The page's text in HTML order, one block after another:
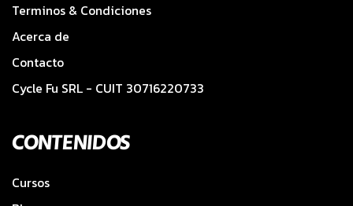
Terminos & Condiciones
Acerca de
Contacto
Cycle Fu SRL - CUIT 30716220733
CONTENIDOS
Cursos